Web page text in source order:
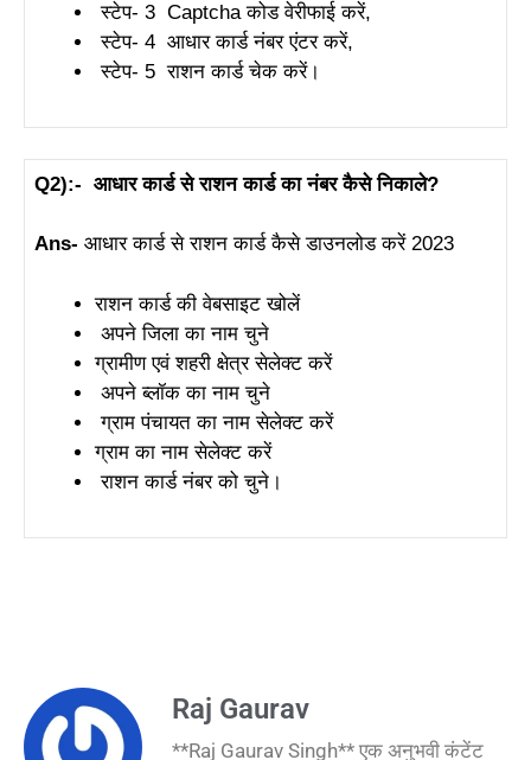
स्टेप- 3 Captcha कोड वेरीफाई करें,
स्टेप- 4 आधार कार्ड नंबर एंटर करें,
स्टेप- 5 राशन कार्ड चेक करें।
Q2):- आधार कार्ड से राशन कार्ड का नंबर कैसे निकाले?
Ans- आधार कार्ड से राशन कार्ड कैसे डाउनलोड करें 2023
राशन कार्ड की वेबसाइट खोलें
अपने जिला का नाम चुने
ग्रामीण एवं शहरी क्षेत्र सेलेक्ट करें
अपने ब्लॉक का नाम चुने
ग्राम पंचायत का नाम सेलेक्ट करें
ग्राम का नाम सेलेक्ट करें
राशन कार्ड नंबर को चुने।
Raj Gaurav
**Raj Gaurav Singh** एक अनुभवी कंटेंट